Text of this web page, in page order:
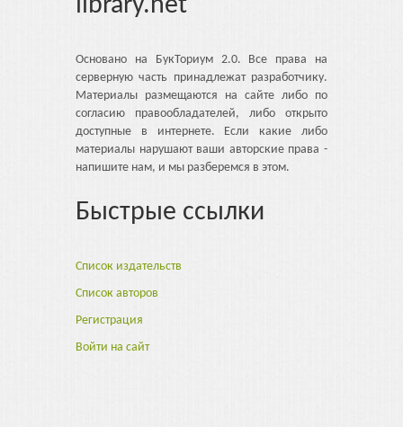
library.net
Основано на БукТориум 2.0. Все права на
серверную часть принадлежат разработчику.
Материалы размещаются на сайте либо по
согласию правообладателей, либо открыто
доступные в интернете. Если какие либо
материалы нарушают ваши авторские права -
напишите нам, и мы разберемся в этом.
Быстрые ссылки
Список издательств
Список авторов
Регистрация
Войти на сайт